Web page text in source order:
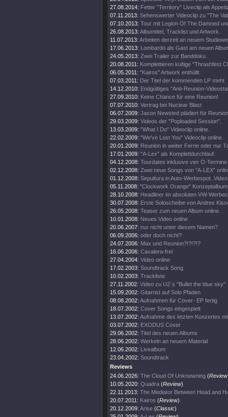
27.08.2014: Fetter "Territory" Liveclip als
07.11.2013: Sehenswerter Videoclip zu "The
07.10.2013: Tour mit Legion Of The Damned
26.08.2013: Albumtitel, Tracklist und Artwork.
11.07.2013: Arbeiten derzeit an neuem
17.06.2013: Lombardo als Gast am neuen
24.05.2013: Zwei Trailer zur Banddoku.
20.08.2011: Komplettieren kultige "Thrashfest
06.05.2011: "Kairos" Artwork enthüllt.
07.03.2011: Der Titel der kommenden LP steht
14.12.2010: Endgültiges "Anti-Reunion-
27.09.2010: Keine Chance für eine Reunion!
07.07.2010: Vertrag bei Nuclear Blast
06.07.2009: Jason Newsted plädiert für
29.03.2009: Videos der "Poploaded Session".
13.03.2009: "What I Do" Videoclip online.
22.02.2009: "We've Lost You" Videoclip online.
20.01.2009: Reunion in weiter Ferne oder nur
17.01.2009: "A-Lex" als Komplettdurchlauf.
04.12.2008: Tourdates inklusive vier Ö-Termine
02.12.2008: Zwei neue Songs von "A-LEX"
01.12.2008: Sepultura in Auto-Werbespot.
05.11.2008: "Clockwork Orange"
28.10.2008: Headliner im absoluten VW-
30.07.2008: Erste Soloscheibe von Andres
26.05.2008: Teaser zum neuen Album online.
10.01.2008: Neues Video online
20.06.2007: nur nicht unter diesem Namen?
06.09.2006: oder doch nicht?
24.07.2006: Max und Reunion?!?!?!?
16.06.2006: Cavalera-frei
27.04.2004: Video online
17.02.2003: Soundtrack Song
10.02.2003: Trackliste
27.11.2002: Video zu U2`s "Bullet the blue sky"
15.09.2002: Gitarrist auf Solo Pfaden
08.08.2002: Aufnahmen für Cover- EP fertig
18.07.2002: Cover Songs eingespielt
13.07.2002: Aufnahme des letzten Konzertes
03.07.2002: EXODUS Cover
29.06.2002: Titel des neuen Albums
28.06.2002: Werkeln an neuem Material
12.06.2002: Livealbum
23.04.2002: Soundtrack
Reviews
24.06.2026: The Cloud Of Unknowning (Review
10.05.2020: Quadra (Review)
22.11.2013: The Mediator Between Head and
20.07.2011: Kairos (Review)
20.12.2009: Arise (Classic)